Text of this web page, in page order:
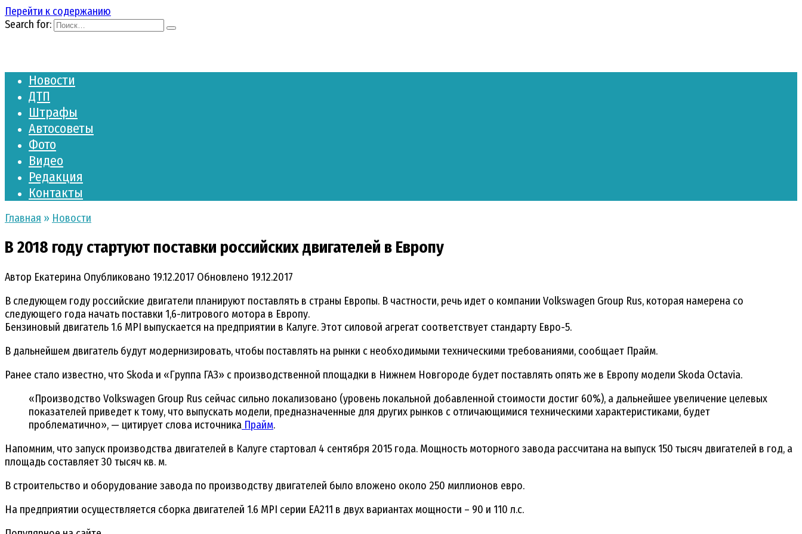
Перейти к содержанию
Search for:
Новости
ДТП
Штрафы
Автосоветы
Фото
Видео
Редакция
Контакты
Главная » Новости
В 2018 году стартуют поставки российских двигателей в Европу
Автор Екатерина Опубликовано 19.12.2017 Обновлено 19.12.2017
В следующем году российские двигатели планируют поставлять в страны Европы. В частности, речь идет о компании Volkswagen Group Rus, которая намерена со
следующего года начать поставки 1,6-литрового мотора в Европу.
Бензиновый двигатель 1.6 MPI выпускается на предприятии в Калуге. Этот силовой агрегат соответствует стандарту Евро-5.
В дальнейшем двигатель будут модернизировать, чтобы поставлять на рынки с необходимыми техническими требованиями, сообщает Прайм.
Ранее стало известно, что Skoda и «Группа ГАЗ» с производственной площадки в Нижнем Новгороде будет поставлять опять же в Европу модели Skoda Octavia.
«Производство Volkswagen Group Rus сейчас сильно локализовано (уровень локальной добавленной стоимости достиг 60%), а дальнейшее увеличение целевых
показателей приведет к тому, что выпускать модели, предназначенные для других рынков с отличающимися техническими характеристиками, будет
проблематично», — цитирует слова источника Прайм.
Напомним, что запуск производства двигателей в Калуге стартовал 4 сентября 2015 года. Мощность моторного завода рассчитана на выпуск 150 тысяч двигателей в год, а
площадь составляет 30 тысяч кв. м.
В строительство и оборудование завода по производству двигателей было вложено около 250 миллионов евро.
На предприятии осуществляется сборка двигателей 1.6 MPI серии EA211 в двух вариантах мощности – 90 и 110 л.с.